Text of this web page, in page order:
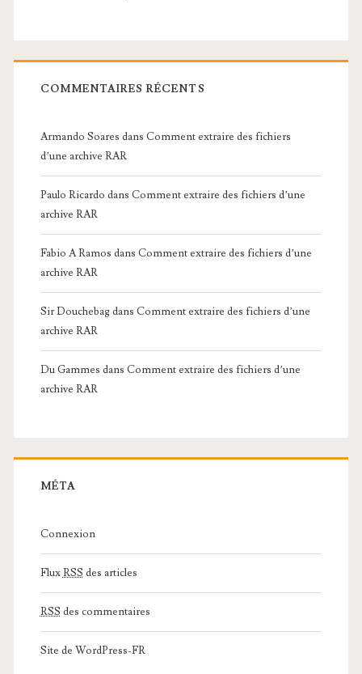
COMMENTAIRES RÉCENTS
Armando Soares dans Comment extraire des fichiers
d’une archive RAR
Paulo Ricardo dans Comment extraire des fichiers d’une
archive RAR
Fabio A Ramos dans Comment extraire des fichiers d’une
archive RAR
Sir Douchebagdans Comment extraire des fichiers d’une
archive RAR
Du Gammes dans Comment extraire des fichiers d’une
archive RAR
MÉTA
Connexion
FluxRSS des articles
RSS des commentaires
Site de WordPress-FR